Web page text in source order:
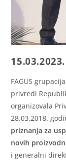
15.03.2023.
FAGUS
privrеdi
organizovala
28.03.2018.
priznanja za
novih
i generalni